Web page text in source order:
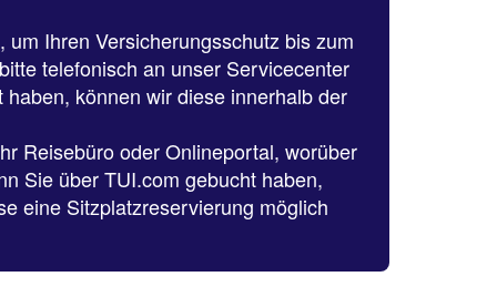
Ihren Versicherungsschutz bis zum
telefonisch an unser Servicecenter
können wir diese innerhalb der
Reisebüro oder Onlineportal, worüber
Sie über TUI.com gebucht haben,
eine Sitzplatzreservierung möglich